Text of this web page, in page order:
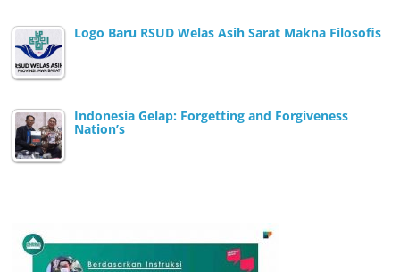
Logo Baru RSUD Welas Asih Sarat Makna Filosofis
Indonesia Gelap: Forgetting and Forgiveness
Nation’s